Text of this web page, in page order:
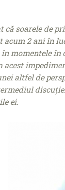
că soarele de
acum 2 ani în
în momentele
acest
altfel de
ei.